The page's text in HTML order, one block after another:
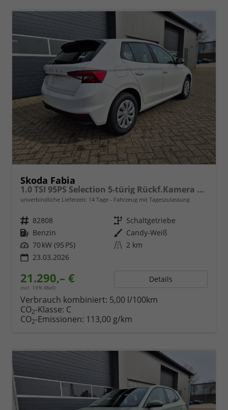
Skoda Fabia
1.0 TSI 95PS Selection 5-türig Rückf.Kamera Parksensoren Sitzheizung Multifunktionslenkrad Klima Skoda-Radio Bluetooth Touchscreen Tempomat Nebelsch. Apple CarPlay + Android Auto
unverbindliche Lieferzeit: 14 Tage Fahrzeug mit Tageszulassung
Fahrzeugnr. 82808 Getriebe Schaltgetriebe
Kraftstoff Benzin Außenfarbe Candy-Weiß
Leistung 70 kW (95 PS) Kilometerstand 2 km
23.03.2026
21.290,– €
incl. 19% MwSt.
Details
Verbrauch kombiniert: 5,00 l/100km
CO2-Klasse: C
CO2-Emissionen: 113,00 g/km